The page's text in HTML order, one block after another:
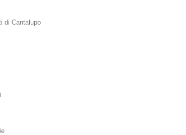
di Cantalupo